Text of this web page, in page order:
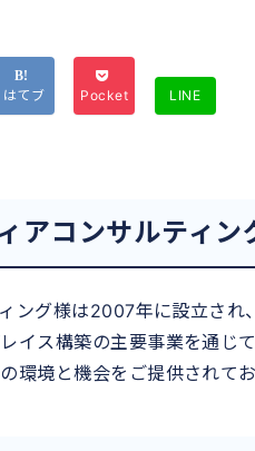
はてブ Pocket LINE
アコンサルティン
ング様は2007年に設立され
イス構築の主要事業を通じ
環境と機会をご提供されてお